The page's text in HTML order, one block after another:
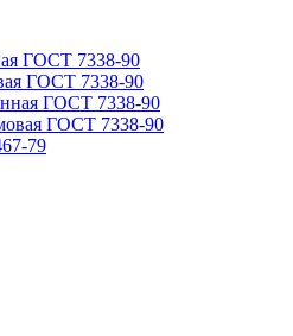
ГОСТ 7338-90
ГОСТ 7338-90
ГОСТ 7338-90
ГОСТ 7338-90
79